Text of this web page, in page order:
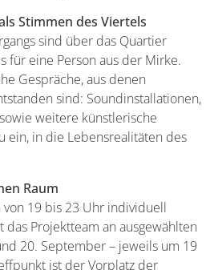
Stimmen des Viertels
sind über das Quartier
für eine Person aus der Mirke.
Gespräche, aus denen
sind: Soundinstallationen,
weitere künstlerische
ein, in die Lebensrealitäten des
Raum
von 19 bis 23 Uhr individuell
das Projektteam an ausgewählten
20. September – jeweils um 19
ist der Vorplatz der